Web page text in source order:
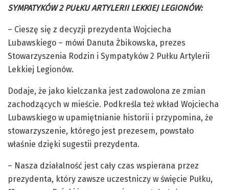
SYMPATYKÓW 2 PUŁKU ARTYLERII LEKKIEJ LEGIONÓW:
– Cieszę się z decyzji prezydenta Wojciecha
Lubawskiego – mówi Danuta Żbikowska, prezes
Stowarzyszenia Rodzin i Sympatyków 2 Pułku Artylerii
Lekkiej Legionów.
Dodaje, że jako kielczanka jest zadowolona ze zmian
zachodzących w mieście. Podkreśla też wkład Wojciecha
Lubawskiego w upamiętnianie historii i przypomina, że
stowarzyszenie, którego jest prezesem, powstało
właśnie dzięki sugestii prezydenta.
– Nasza działalność jest cały czas wspierana przez
prezydenta, który zawsze uczestniczy w święcie Pułku,